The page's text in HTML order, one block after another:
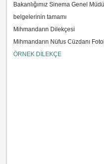
Bakanlığımız Sinema Genel
belgelerinin tamamı
Mihmandarın Dilekçesi
Mihmandarın Nüfus Cüzdanı
ÖRNEK DİLEKÇE